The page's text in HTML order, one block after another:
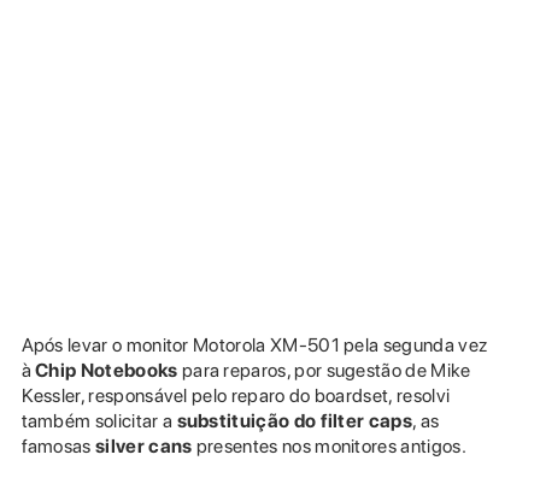
Após levar o monitor Motorola XM-501 pela segunda vez
àChip Notebooks para reparos, por sugestão de Mike
Kessler, responsável pelo reparo do boardset, resolvi
também solicitar a substituição do filter caps, as
famosassilver cans presentes nos monitores antigos.